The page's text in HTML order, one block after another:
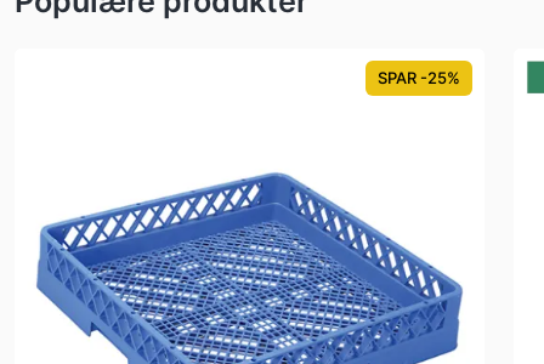
SPAR -25%